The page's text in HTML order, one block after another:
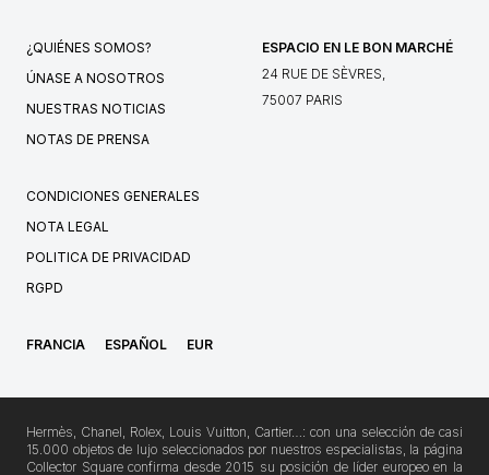
¿QUIÉNES SOMOS?
ÚNASE A NOSOTROS
NUESTRAS NOTICIAS
NOTAS DE PRENSA
ESPACIO EN LE BON MARCHÉ
24 RUE DE SÈVRES,
75007 PARIS
CONDICIONES GENERALES
NOTA LEGAL
POLITICA DE PRIVACIDAD
RGPD
FRANCIA ESPAÑOL EUR
Hermès, Chanel, Rolex, Louis Vuitton, Cartier…: con una selección de casi
15.000 objetos de lujo seleccionados por nuestros especialistas, la página
Collector Square confirma desde 2015 su posición de líder europeo en la